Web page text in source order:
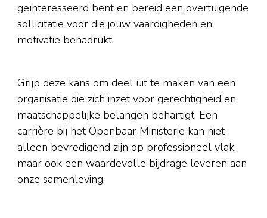
geïnteresseerd bent en bereid een overtuigende
sollicitatie voor die jouw vaardigheden en
motivatie benadrukt.
Grijp deze kans om deel uit te maken van een
organisatie die zich inzet voor gerechtigheid en
maatschappelijke belangen behartigt. Een
carrière bij het Openbaar Ministerie kan niet
alleen bevredigend zijn op professioneel vlak,
maar ook een waardevolle bijdrage leveren aan
onze samenleving.